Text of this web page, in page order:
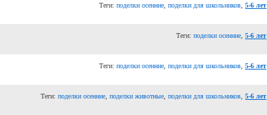
Теги:поделки осенние,поделки для школьников,5-6 лет
Теги:поделки осенние,5-6 лет
Теги:поделки осенние,поделки для школьников,5-6 лет
Теги:поделки осенние,поделки животные,поделки для школьников,5-6 лет